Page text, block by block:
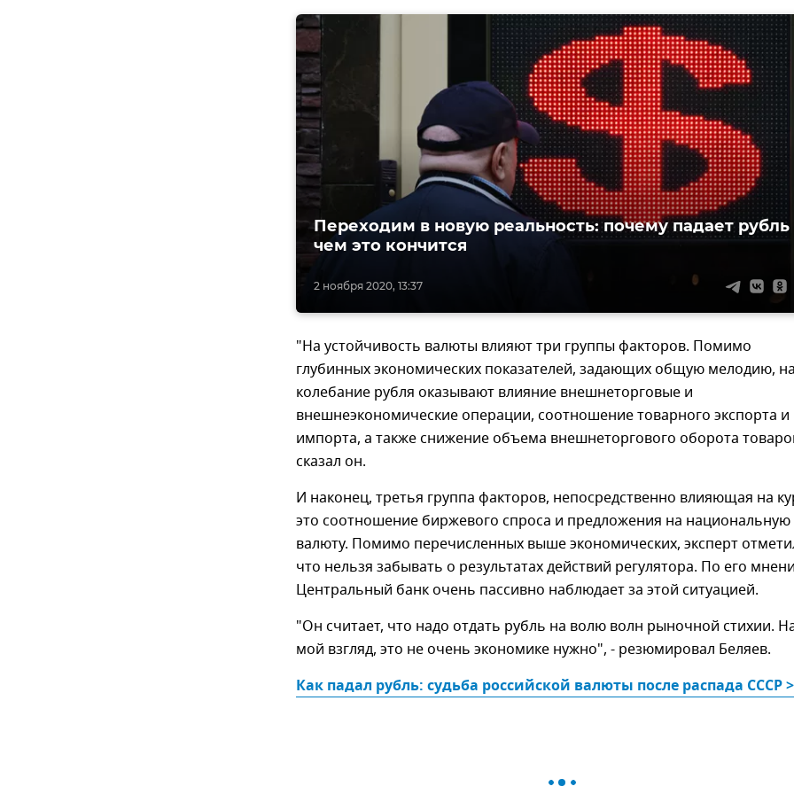
2 ноября 2020, 13:37
Переходим в новую реальность: почему падает рубль
чем это кончится
"На устойчивость валюты влияют три группы факторов. Помимо
глубинных экономических показателей, задающих общую мелодию,
колебание рубля оказывают влияние внешнеторговые и
внешнеэкономические операции, соотношение товарного экспорта и
импорта, а также снижение объема внешнеторгового оборота
сказал он.
И наконец, третья группа факторов, непосредственно влияющая на
это соотношение биржевого спроса и предложения на национальную
валюту. Помимо перечисленных выше экономических, эксперт
что нельзя забывать о результатах действий регулятора. По его
Центральный банк очень пассивно наблюдает за этой ситуацией.
"Он считает, что надо отдать рубль на волю волн рыночной стихии.
мой взгляд, это не очень экономике нужно", - резюмировал Беляев.
Как падал рубль: судьба российской валюты после распада СССР